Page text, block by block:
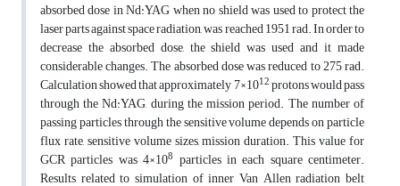
absorbed dose in Nd:YAG when no shield was used to protect the
laser parts against space radiation, was reached 1951 rad. In order to
decrease the absorbed dose, the shield was used and it made
considerable changes. The absorbed dose was reduced to 275 rad.
Calculation showed that approximately 7×1012protons would pass
through the Nd:YAG, during the mission period. The number of
passing particles through the sensitive volume depends on particle
flux rate, sensitive volume sizes, mission duration. This value for
GCR particles was 4×108 particles in each square centimeter.
Results related to simulation of inner Van Allen radiation belt